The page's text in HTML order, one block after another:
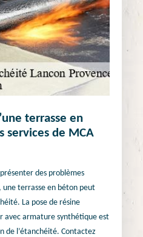
terrasse en
services de MCA
des problèmes
terrasse en béton peut
La pose de résine
avec armature synthétique est
de l’étanchéité. Contactez